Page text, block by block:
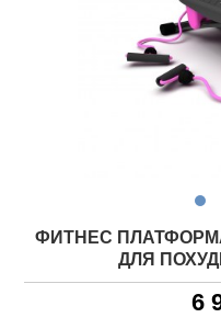
ФИТНЕС ПЛАТФОРМА
ДЛЯ
6